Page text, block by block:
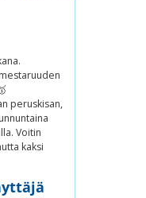
peruskisan,
Voitin
kaksi